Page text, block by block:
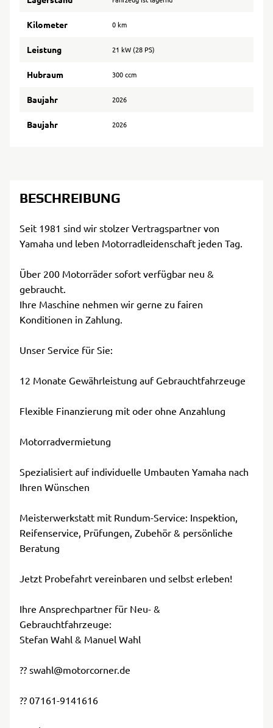
Kilometer 0 km
Leistung 21 kW (28 PS)
Hubraum 300 ccm
Baujahr 2026
Baujahr 2026
BESCHREIBUNG
Seit 1981 sind wir stolzer Vertragspartner von
Yamaha und leben Motorradleidenschaft jeden Tag.
Über 200 Motorräder sofort verfügbar neu &
gebraucht.
Ihre Maschine nehmen wir gerne zu fairen
Konditionen in Zahlung.
Unser Service für Sie:
12 Monate Gewährleistung auf Gebrauchtfahrzeuge
Flexible Finanzierung mit oder ohne Anzahlung
Motorradvermietung
Spezialisiert auf individuelle Umbauten Yamaha nach
Ihren Wünschen
Meisterwerkstatt mit Rundum-Service: Inspektion,
Reifenservice, Prüfungen, Zubehör & persönliche
Beratung
Jetzt Probefahrt vereinbaren und selbst erleben!
Ihre Ansprechpartner für Neu- &
Gebrauchtfahrzeuge:
Stefan Wahl & Manuel Wahl
?? swahl@motorcorner.de
?? 07161-9141616